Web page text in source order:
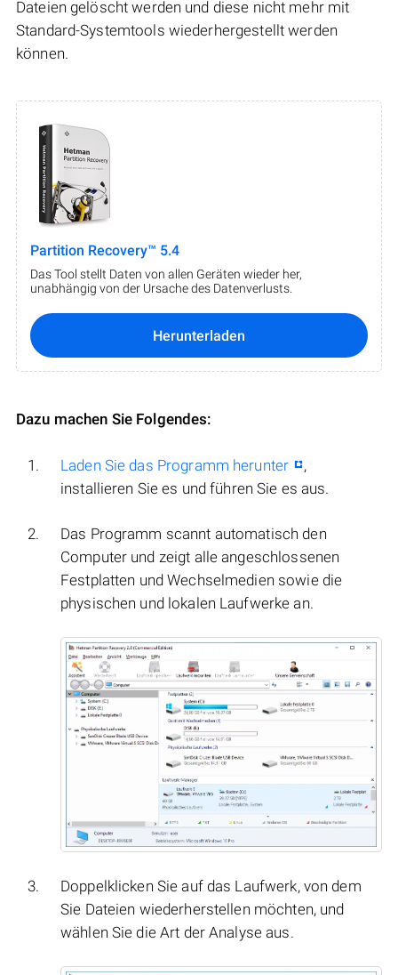
Dateien gelöscht werden und diese nicht mehr mit
Standard-Systemtools wiederhergestellt werden
können.
Partition Recovery™ 5.4
Das Tool stellt Daten von allen Geräten wieder her,
unabhängig von der Ursache des Datenverlusts.
Herunterladen
Dazu machen Sie Folgendes:
Laden Sie das Programm herunter
,
installieren Sie es und führen Sie es aus.
Das Programm scannt automatisch den
Computer und zeigt alle angeschlossenen
Festplatten und Wechselmedien sowie die
physischen und lokalen Laufwerke an.
Doppelklicken Sie auf das Laufwerk, von dem
Sie Dateien wiederherstellen möchten, und
wählen Sie die Art der Analyse aus.